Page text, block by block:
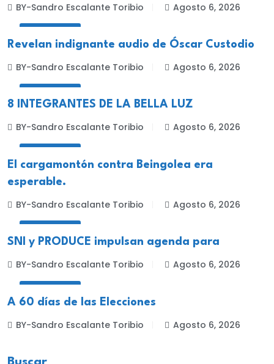
BY-Sandro Escalante Toribio Agosto 6, 2026
Revelan indignante audio de Óscar Custodio
BY-Sandro Escalante Toribio Agosto 6, 2026
8 INTEGRANTES DE LA BELLA LUZ
BY-Sandro Escalante Toribio Agosto 6, 2026
El cargamontón contra Beingolea era
esperable.
BY-Sandro Escalante Toribio Agosto 6, 2026
SNI y PRODUCE impulsan agenda para
BY-Sandro Escalante Toribio Agosto 6, 2026
A 60 días de las Elecciones
BY-Sandro Escalante Toribio Agosto 6, 2026